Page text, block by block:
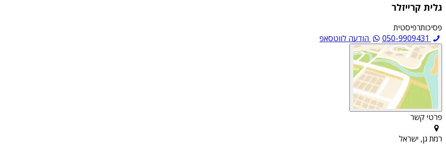
גלית קרייזלר
פסיכותרפיסטית
050-9909431
הודעה לווטסאפ
פרטי קשר
רמת גן, ישראל